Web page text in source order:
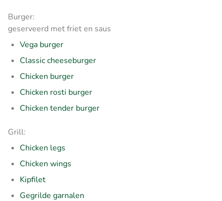
Burger:
geserveerd met friet en saus
Vega burger
Classic cheeseburger
Chicken burger
Chicken rosti burger
Chicken tender burger
Grill:
Chicken legs
Chicken wings
Kipfilet
Gegrilde garnalen